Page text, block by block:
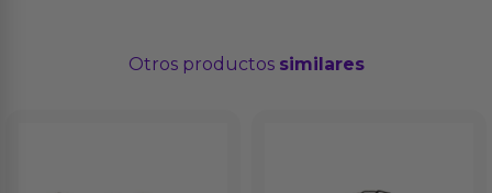
Otros productos similares